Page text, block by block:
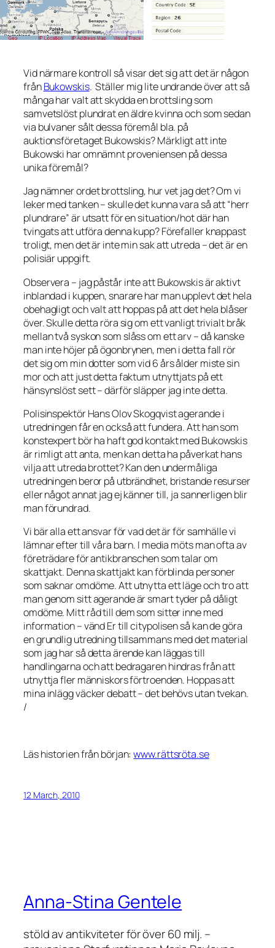
Vid närmare kontroll så visar det sig att det är någon
frånBukowskis. Ställer mig lite undrande över att så
många har valt att skydda en brottsling som
samvetslöst plundrat en äldre kvinna och som sedan
via bulvaner sålt dessa föremål bla. på
auktionsföretaget Bukowskis? Märkligt att inte
Bukowski har omnämnt proveniensen på dessa
unika föremål?
Jag nämner ordet brottsling, hur vet jag det? Om vi
leker med tanken – skulle det kunna vara så att “herr
plundrare” är utsatt för en situation/hot där han
tvingats att utföra denna kupp? Förefaller knappast
troligt, men det är inte min sak att utreda – det är en
polisiär uppgift.
Observera – jag påstår inte att Bukowskis är aktivt
inblandad i kuppen, snarare har man upplevt det hela
obehagligt och valt att hoppas på att det hela blåser
över. Skulle detta röra sig om ett vanligt trivialt bråk
mellan två syskon som slåss om ett arv – då kanske
man inte höjer på ögonbrynen, men i detta fall rör
det sig om min dotter som vid 6 års ålder miste sin
mor och att just detta faktum utnyttjats på ett
hänsynslöst sett – därför släpper jag inte detta.
Polisinspektör Hans Olov Skogqvist agerande i
utredningen får en också att fundera. Att han som
konstexpert bör ha haft god kontakt med Bukowskis
är rimligt att anta, men kan detta ha påverkat hans
vilja att utreda brottet? Kan den undermåliga
utredningen beror på utbrändhet, bristande resurser
eller något annat jag ej känner till, ja sannerligen blir
man förundrad.
Vi bär alla ett ansvar för vad det är för samhälle vi
lämnar efter till våra barn. I media möts man ofta av
företrädare för antikbranschen som talar om
skattjakt. Denna skattjakt kan förblinda personer
som saknar omdöme. Att utnytta ett läge och tro att
man genom sitt agerande är smart tyder på dåligt
omdöme. Mitt råd till dem som sitter inne med
information – vänd Er till citypolisen så kan de göra
en grundlig utredning tillsammans med det material
som jag har så detta ärende kan läggas till
handlingarna och att bedragaren hindras från att
utnyttja fler människors förtroenden. Hoppas att
mina inlägg väcker debatt – det behövs utan tvekan.
/
Läs historien från början:www.rättsröta.se
12 March, 2010
Anna-Stina Gentele
stöld av antikviteter för över 60 milj. –